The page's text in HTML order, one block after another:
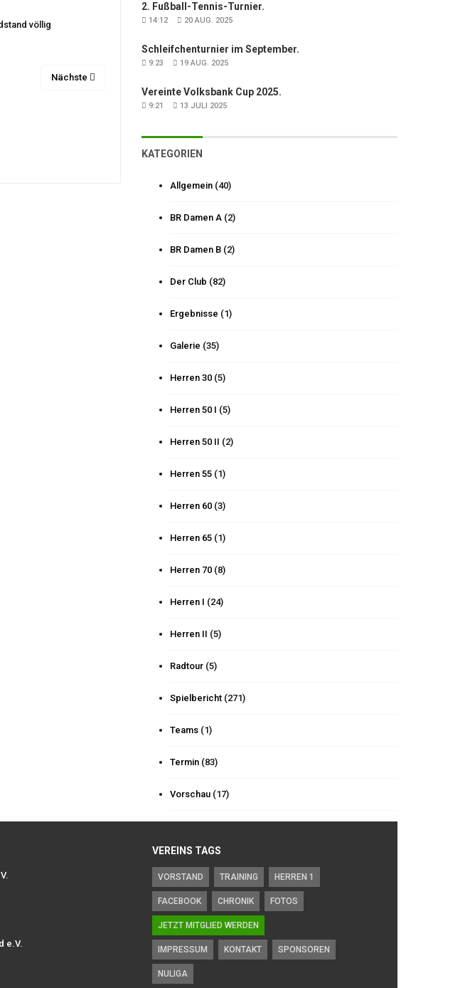
völlig
Nächste
2. Fußball-Tennis-Turnier.
14:12 20 AUG. 2025
Schleifchenturnier im September.
9:23 19 AUG. 2025
Vereinte Volksbank Cup 2025.
9:21 13 JULI 2025
KATEGORIEN
Allgemein (40)
BR Damen A (2)
BR Damen B (2)
Der Club (82)
Ergebnisse (1)
Galerie (35)
Herren 30 (5)
Herren 50 I (5)
Herren 50 II (2)
Herren 55 (1)
Herren 60 (3)
Herren 65 (1)
Herren 70 (8)
Herren I (24)
Herren II (5)
Radtour (5)
Spielbericht (271)
Teams (1)
Termin (83)
Vorschau (17)
e.V.
VEREINS TAGS
VORSTAND TRAINING HERREN 1
FACEBOOK CHRONIK FOTOS
JETZT MITGLIED WERDEN
IMPRESSUM KONTAKT SPONSOREN
NULIGA